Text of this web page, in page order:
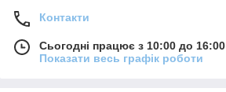
Контакти
Сьогодні працює з 10:00 до 16:00
Показати весь графік роботи